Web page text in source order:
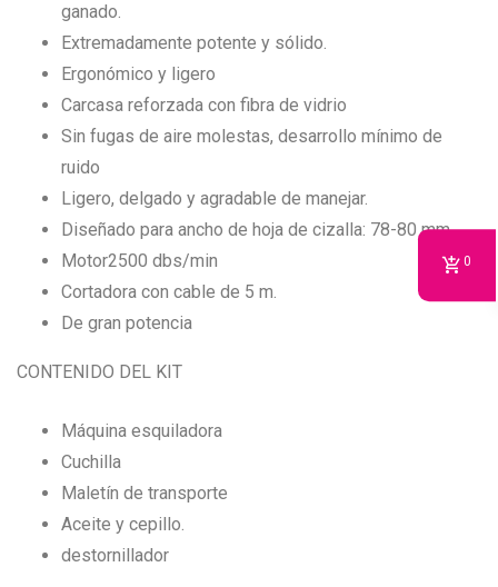
ganado.
Extremadamente potente y sólido.
Ergonómico y ligero
Carcasa reforzada con fibra de vidrio
Sin fugas de aire molestas, desarrollo mínimo de
ruido
Ligero, delgado y agradable de manejar.
Diseñado para ancho de hoja de cizalla: 78-80 mm
Motor2500 dbs/min
Cortadora con cable de 5 m.
De gran potencia
CONTENIDO DEL KIT
Máquina esquiladora
Cuchilla
Maletín de transporte
Aceite y cepillo.
destornillador
0